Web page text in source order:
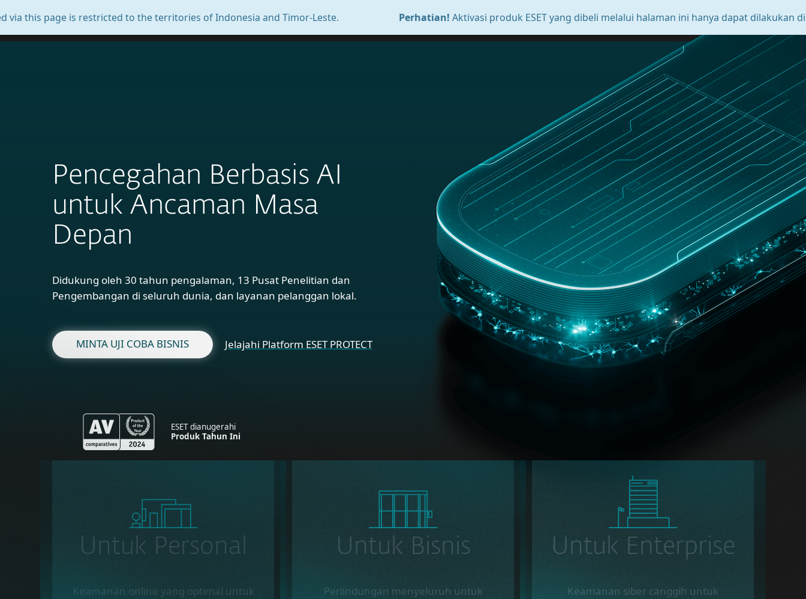
to the territories of Indonesia and Timor-Leste. Perhatian! Aktivasi produk ESET yang dibeli melalui halaman ini hanya dapat dilakukan di wilayah Indonesia
Indonesia Zona Pelanggan
PENDEKATAN PEMBARUAN PERANGKAT LUNAK ESET YANG ANDAL – LEBIH DARI 30 TAHUN KEAHLIAN. PELAJARI LEBIH LANJUT
Pencegahan Berbasis AI
untuk Ancaman Masa
Depan
Didukung oleh 30 tahun pengalaman, 13 Pusat Penelitian dan
Pengembangan di seluruh dunia, dan layanan pelanggan lokal.
MINTA UJI COBA BISNIS Jelajahi Platform ESET PROTECT
ESET dianugerahi
Produk Tahun Ini
Untuk Personal
Keamanan online yang optimal untuk
Untuk Bisnis
Perlindungan menyeluruh untuk
Untuk Enterprise
Keamanan siber canggih untuk